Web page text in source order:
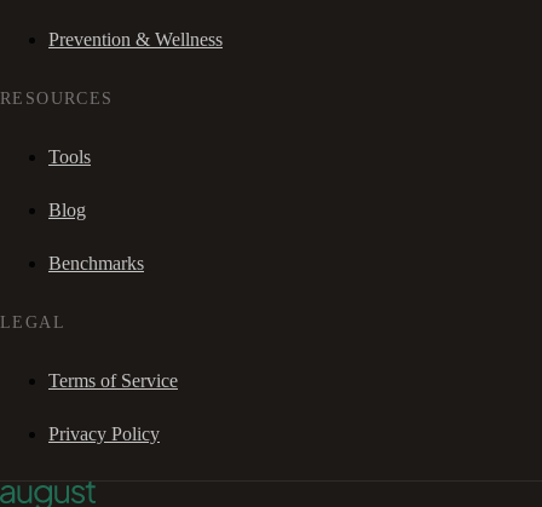
Prevention & Wellness
RESOURCES
Tools
Blog
Benchmarks
LEGAL
Terms of Service
Privacy Policy